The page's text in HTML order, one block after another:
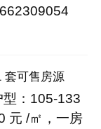
套可售房源
型：105-133
元 /㎡，一房